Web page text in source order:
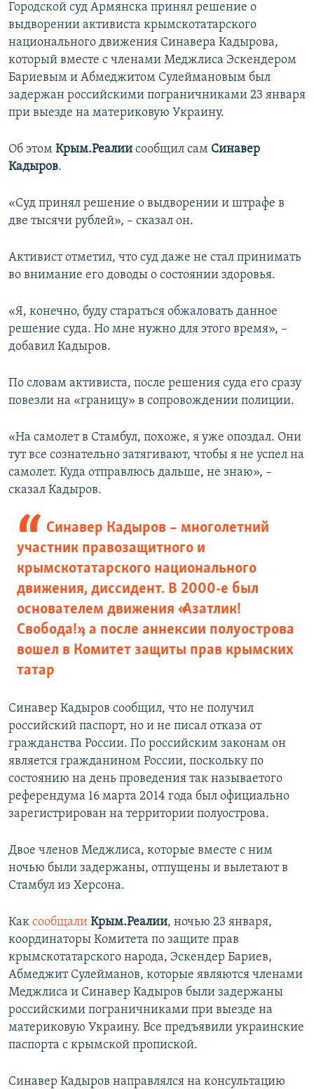
Городской суд Армянска принял решение о
выдворении активиста крымскотатарского
национального движения Синавера Кадырова,
который вместе с членами Меджлиса Эскендером
Бариевым и Абмеджитом Сулеймановым был
задержан российскими пограничниками 23 января
при выезде на материковую Украину.
Об этом Крым.Реалии сообщил сам Синавер
Кадыров.
«Суд принял решение о выдворении и штрафе в
две тысячи рублей», – сказал он.
Активист отметил, что суд даже не стал принимать
во внимание его доводы о состоянии здоровья.
«Я, конечно, буду стараться обжаловать данное
решение суда. Но мне нужно для этого время», –
добавил Кадыров.
По словам активиста, после решения суда его сразу
повезли на «границу» в сопровождении полиции.
«На самолет в Стамбул, похоже, я уже опоздал. Они
тут все сознательно затягивают, чтобы я не успел на
самолет. Куда отправлюсь дальше, не знаю», –
сказал Кадыров.
Синавер Кадыров – многолетний
участник правозащитного и
крымскотатарского национального
движения, диссидент. В 2000-е был
основателем движения «Азатлик!
Свобода!», а после аннексии полуострова
вошел в Комитет защиты прав крымских
татар
Синавер Кадыров сообщил, что не получил
российский паспорт, но и не писал отказа от
гражданства России. По российским законам он
является гражданином России, поскольку по
состоянию на день проведения так называетого
референдума 16 марта 2014 года был официально
зарегистрирован на территории полуострова.
Двое членов Меджлиса, которые вместе с ним
ночью были задержаны, отпущены и вылетают в
Стамбул из Херсона.
Как сообщали Крым.Реалии, ночью 23 января,
координаторы Комитета по защите прав
крымскотатарского народа, Эскендер Бариев,
Абмеджит Сулейманов, которые являются членами
Меджлиса и Синавер Кадыров были задержаны
российскими пограничниками при выезде на
материковую Украину. Все предъявили украинские
паспорта с крымской пропиской.
Синавер Кадыров направлялся на консультацию